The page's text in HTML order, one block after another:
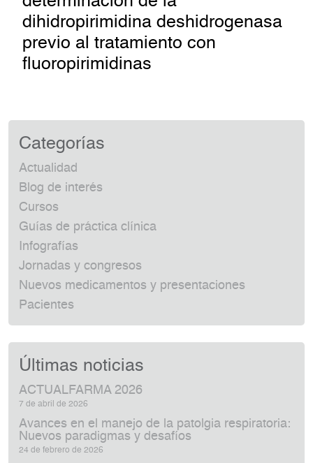
dihidropirimidina deshidrogenasa
previo al tratamiento con
fluoropirimidinas
Categorías
Actualidad
Blog de interés
Cursos
Guías de práctica clínica
Infografías
Jornadas y congresos
Nuevos medicamentos y presentaciones
Pacientes
Últimas noticias
ACTUALFARMA 2026
7 de abril de 2026
Avances en el manejo de la patolgia respiratoria:
Nuevos paradigmas y desafíos
24 de febrero de 2026